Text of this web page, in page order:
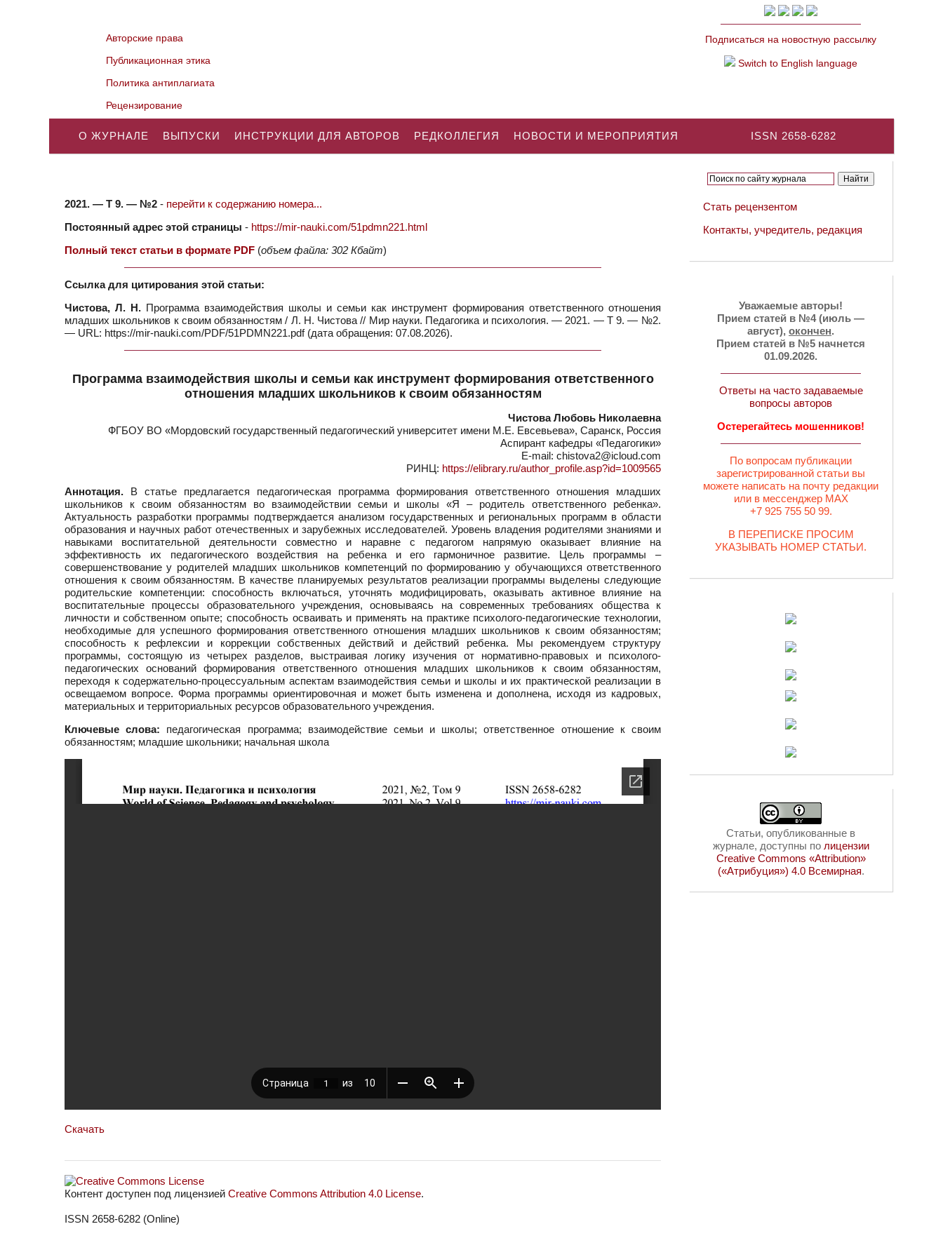
Авторские права
Публикационная этика
Политика антиплагиата
Рецензирование
Подписаться на новостную рассылку
Switch to English language
ISSN 2658-6282
О ЖУРНАЛЕ ВЫПУСКИ ИНСТРУКЦИИ ДЛЯ АВТОРОВ РЕДКОЛЛЕГИЯ НОВОСТИ И МЕРОПРИЯТИЯ
2021. — Т 9. — №2 - перейти к содержанию номера...
Постоянный адрес этой страницы - https://mir-nauki.com/51pdmn221.html
Полный текст статьи в формате PDF (объем файла: 302 Кбайт)
Ссылка для цитирования этой статьи:
Чистова, Л. Н. Программа взаимодействия школы и семьи как инструмент формирования ответственного отношения
младших школьников к своим обязанностям / Л. Н. Чистова // Мир науки. Педагогика и психология. — 2021. — Т 9. — №2.
— URL: https://mir-nauki.com/PDF/51PDMN221.pdf (дата обращения: 07.08.2026).
Программа взаимодействия школы и семьи как инструмент формирования ответственного
отношения младших школьников к своим обязанностям
Чистова Любовь Николаевна
ФГБОУ ВО «Мордовский государственный педагогический университет имени М.Е. Евсевьева», Саранск, Россия
Аспирант кафедры «Педагогики»
E-mail: chistova2@icloud.com
РИНЦ: https://elibrary.ru/author_profile.asp?id=1009565
Аннотация. В статье предлагается педагогическая программа формирования ответственного отношения младших
школьников к своим обязанностям во взаимодействии семьи и школы «Я – родитель ответственного ребенка».
Актуальность разработки программы подтверждается анализом государственных и региональных программ в области
образования и научных работ отечественных и зарубежных исследователей. Уровень владения родителями знаниями и
навыками воспитательной деятельности совместно и наравне с педагогом напрямую оказывает влияние на
эффективность их педагогического воздействия на ребенка и его гармоничное развитие. Цель программы –
совершенствование у родителей младших школьников компетенций по формированию у обучающихся ответственного
отношения к своим обязанностям. В качестве планируемых результатов реализации программы выделены следующие
родительские компетенции: способность включаться, уточнять модифицировать, оказывать активное влияние на
воспитательные процессы образовательного учреждения, основываясь на современных требованиях общества к
личности и собственном опыте; способность осваивать и применять на практике психолого-педагогические технологии,
необходимые для успешного формирования ответственного отношения младших школьников к своим обязанностям;
способность к рефлексии и коррекции собственных действий и действий ребенка. Мы рекомендуем структуру
программы, состоящую из четырех разделов, выстраивая логику изучения от нормативно-правовых и психолого-
педагогических оснований формирования ответственного отношения младших школьников к своим обязанностям,
переходя к содержательно-процессуальным аспектам взаимодействия семьи и школы и их практической реализации в
освещаемом вопросе. Форма программы ориентировочная и может быть изменена и дополнена, исходя из кадровых,
материальных и территориальных ресурсов образовательного учреждения.
Ключевые слова: педагогическая программа; взаимодействие семьи и школы; ответственное отношение к своим
обязанностям; младшие школьники; начальная школа
Скачать
Контент доступен под лицензией Creative Commons Attribution 4.0 License.
ISSN 2658-6282 (Online)
Стать рецензентом
Контакты, учредитель, редакция
Уважаемые авторы!
Прием статей в №4 (июль —
август), окончен.
Прием статей в №5 начнется
01.09.2026.
Ответы на часто задаваемые
вопросы авторов
Остерегайтесь мошенников!
По вопросам публикации
зарегистрированной статьи вы
можете написать на почту редакции
или в мессенджер MAX
+7 925 755 50 99.
В ПЕРЕПИСКЕ ПРОСИМ
УКАЗЫВАТЬ НОМЕР СТАТЬИ.
Статьи, опубликованные в
журнале, доступны по лицензии
Creative Commons «Attribution»
(«Атрибуция») 4.0 Всемирная.